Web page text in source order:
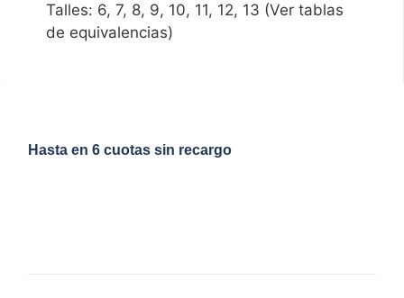
Talles: 6, 7, 8, 9, 10, 11, 12, 13 (Ver tablas
de equivalencias)
Hasta en 6 cuotas sin recargo